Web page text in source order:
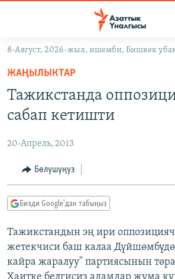
Навигацияга
өтүңүз
Издөөгө
салыңызКЫРГЫЗСТАН
ЭКОНОМИКА
МАДАНИЯТ
ДҮЙНӨ
БОРБОР АЗИЯ
АТАЙЫН ИЛИКТӨӨ
ТВ ПРОГРАММАЛАР
ЭКСПЕРТТЕР ТАЛДАЙТ
БИЗ ЖАНА ДҮЙНӨ
ДАНИСТЕ
ЭЖЕ-СИҢДИЛЕР
ӨЗГӨЧӨ ПИКИР
Русский
ОНЛАЙН ШЕРИНЕ
8-Август, 2026-жыл, ишемби, Бишкек
ЖАҢЫЛЫКТАР
Тажикстанда
сабап кетишти
20-Апрель, 2013
Бөлүшүңүз
Бизди Google'дан табыңыз
Тажикстандын эң ири
жетекчиси баш калаа
кайра жаралуу" партиясынын